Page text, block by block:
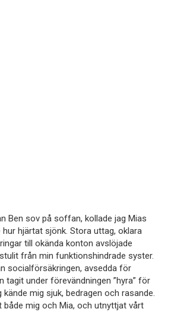
Ben sov på soffan, kollade jag Mias
hjärtat sjönk. Stora uttag, oklara
till okända konton avslöjade
från min funktionshindrade syster.
socialförsäkringen, avsedda för
tagit under förevändningen ”hyra” för
mig sjuk, bedragen och rasande.
både mig och Mia, och utnyttjat vårt